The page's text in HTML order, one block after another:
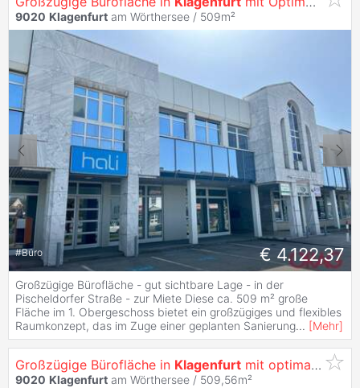
9020 Klagenfurt am Wörthersee / 509m²
#Büro € 4.122,37
Großzügige Bürofläche - gut sichtbare Lage - in der
Pischeldorfer Straße - zur Miete Diese ca. 509 m² große
Fläche im 1. Obergeschoss bietet ein großzügiges und flexibles
Raumkonzept, das im Zuge einer geplanten Sanierung... [Mehr]
Großzügige Bürofläche in Klagenfurt mit optimaler Werbewirksamkeit -
9020 Klagenfurt am Wörthersee / 509,56m²